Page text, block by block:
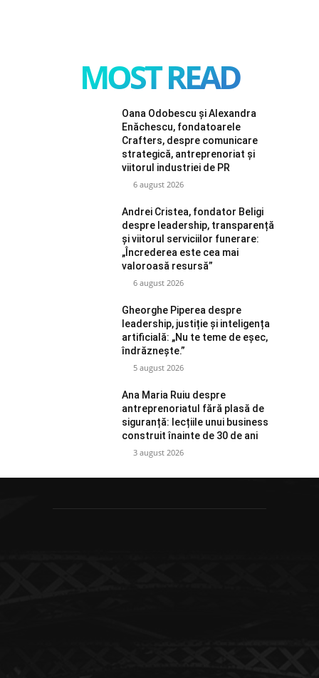
MOST READ
Oana Odobescu și Alexandra
Enăchescu, fondatoarele
Crafters, despre comunicare
strategică, antreprenoriat și
viitorul industriei de PR
6 august 2026
Andrei Cristea, fondator Beligi
despre leadership, transparență
și viitorul serviciilor funerare:
„Încrederea este cea mai
valoroasă resursă”
6 august 2026
Gheorghe Piperea despre
leadership, justiție și inteligența
artificială: „Nu te teme de eșec,
îndrăznește.”
5 august 2026
Ana Maria Ruiu despre
antreprenoriatul fără plasă de
siguranță: lecțiile unui business
construit înainte de 30 de ani
3 august 2026